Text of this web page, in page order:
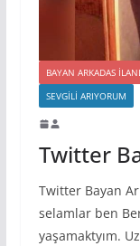
BAYAN ARKADAS
SEVGILI ARIYORUM
Twitter
Twitter Bayan
selamlar ben
yaşamaktyım.